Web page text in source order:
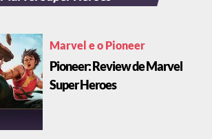
Marvel e o Pioneer
Pioneer: Review de Marvel
Super Heroes